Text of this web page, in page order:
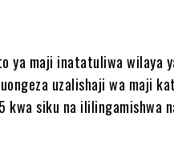
ya maji inatatuliwa wilaya
uzalishaji wa maji
kwa siku na ililingamishwa